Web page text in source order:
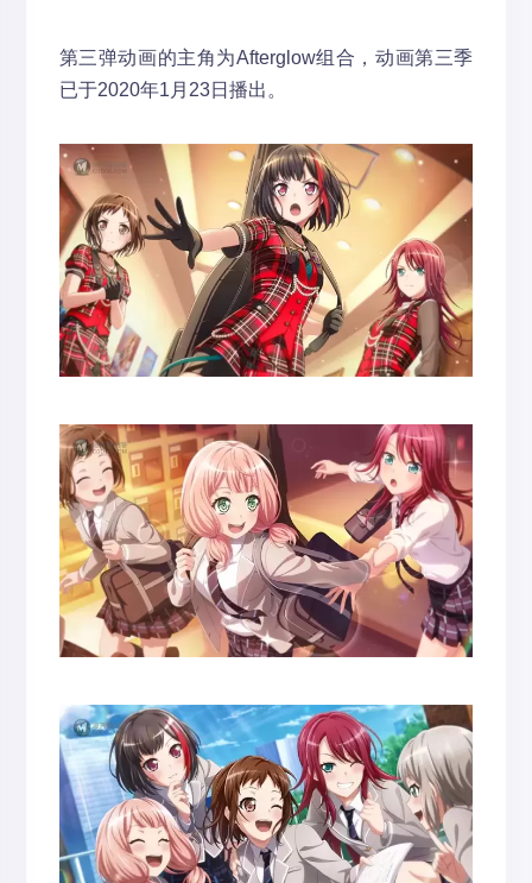
第三弹动画的主角为Afterglow组合，动画第三季
已于2020年1月23日播出。